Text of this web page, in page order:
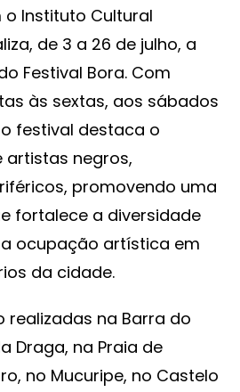
Instituto Cultural
de 3 a 26 de julho, a
Festival Bora. Com
às sextas, aos sábados
festival destaca o
negros,
promovendo uma
fortalece a diversidade
ocupação artística em
da cidade.
realizadas na Barra do
Draga, na Praia de
no Mucuripe, no Castelo